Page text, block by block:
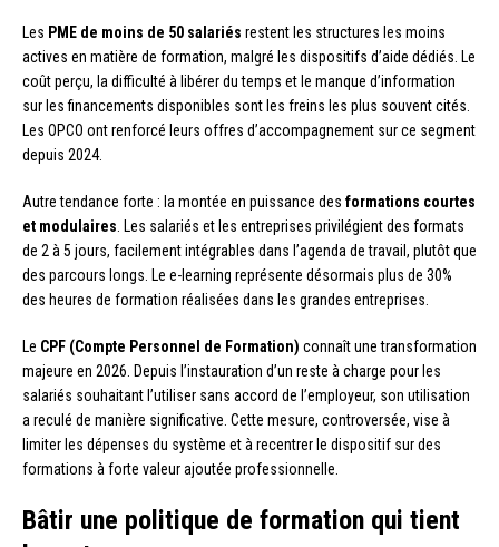
Les PME de moins de 50 salariés restent les structures les moins
actives en matière de formation, malgré les dispositifs d’aide dédiés. Le
coût perçu, la difficulté à libérer du temps et le manque d’information
sur les financements disponibles sont les freins les plus souvent cités.
Les OPCO ont renforcé leurs offres d’accompagnement sur ce segment
depuis 2024.
Autre tendance forte : la montée en puissance des formations courtes
et modulaires. Les salariés et les entreprises privilégient des formats
de 2 à 5 jours, facilement intégrables dans l’agenda de travail, plutôt que
des parcours longs. Le e-learning représente désormais plus de 30%
des heures de formation réalisées dans les grandes entreprises.
Le CPF (Compte Personnel de Formation) connaît une transformation
majeure en 2026. Depuis l’instauration d’un reste à charge pour les
salariés souhaitant l’utiliser sans accord de l’employeur, son utilisation
a reculé de manière significative. Cette mesure, controversée, vise à
limiter les dépenses du système et à recentrer le dispositif sur des
formations à forte valeur ajoutée professionnelle.
Bâtir une politique de formation qui tient